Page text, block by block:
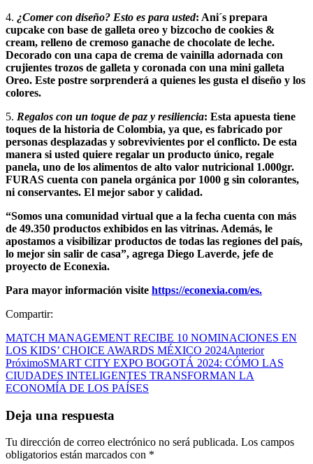
4. ¿Comer con diseño? Esto es para usted: Ani´s prepara
cupcake con base de galleta oreo y bizcocho de cookies &
cream, relleno de cremoso ganache de chocolate de leche.
Decorado con una capa de crema de vainilla adornada con
crujientes trozos de galleta y coronada con una mini galleta
Oreo. Este postre sorprenderá a quienes les gusta el diseño y los
colores.
5. Regalos con un toque de paz y resiliencia: Esta apuesta tiene
toques de la historia de Colombia, ya que, es fabricado por
personas desplazadas y sobrevivientes por el conflicto. De esta
manera si usted quiere regalar un producto único, regale
panela, uno de los alimentos de alto valor nutricional 1.000gr.
FURAS cuenta con panela orgánica por 1000 g sin colorantes,
ni conservantes. El mejor sabor y calidad.
“Somos una comunidad virtual que a la fecha cuenta con más
de 49.350 productos exhibidos en las vitrinas. Además, le
apostamos a visibilizar productos de todas las regiones del país,
lo mejor sin salir de casa”, agrega Diego Laverde, jefe de
proyecto de Econexia.
Para mayor información visite https://econexia.com/es.
Compartir:
MATCH MANAGEMENT RECIBE 10 NOMINACIONES EN
LOS KIDS’ CHOICE AWARDS MÉXICO 2024Anterior
PróximoSMART CITY EXPO BOGOTÁ 2024: CÓMO LAS
CIUDADES INTELIGENTES TRANSFORMAN LA
ECONOMÍA DE LOS PAÍSES
Deja una respuesta
Tu dirección de correo electrónico no será publicada. Los campos
obligatorios están marcados con *